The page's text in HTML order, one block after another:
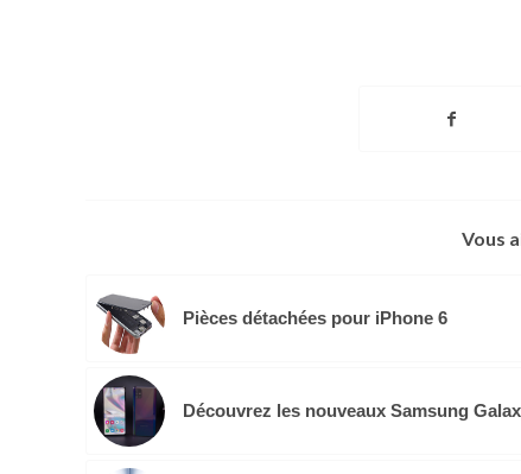
Vous
Pièces détachées pour iPhone 6
Découvrez les nouveaux Samsung